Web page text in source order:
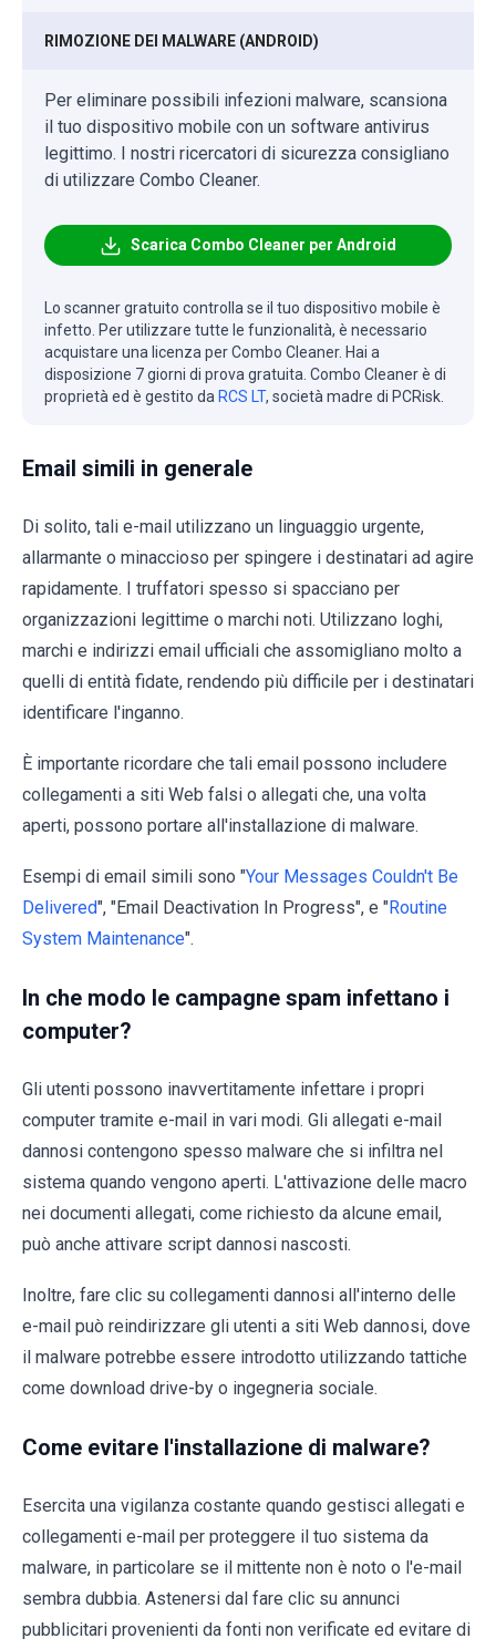
RIMOZIONE DEI MALWARE (ANDROID)
Per eliminare possibili infezioni malware, scansiona
il tuo dispositivo mobile con un software antivirus
legittimo. I nostri ricercatori di sicurezza consigliano
di utilizzare Combo Cleaner.
Scarica Combo Cleaner per Android
Lo scanner gratuito controlla se il tuo dispositivo mobile è
infetto. Per utilizzare tutte le funzionalità, è necessario
acquistare una licenza per Combo Cleaner. Hai a
disposizione 7 giorni di prova gratuita. Combo Cleaner è di
proprietà ed è gestito da RCS LT, società madre di PCRisk.
Email simili in generale
Di solito, tali e-mail utilizzano un linguaggio urgente,
allarmante o minaccioso per spingere i destinatari ad agire
rapidamente. I truffatori spesso si spacciano per
organizzazioni legittime o marchi noti. Utilizzano loghi,
marchi e indirizzi email ufficiali che assomigliano molto a
quelli di entità fidate, rendendo più difficile per i destinatari
identificare l'inganno.
È importante ricordare che tali email possono includere
collegamenti a siti Web falsi o allegati che, una volta
aperti, possono portare all'installazione di malware.
Esempi di email simili sono "Your Messages Couldn't Be
Delivered", "Email Deactivation In Progress", e "Routine
System Maintenance".
In che modo le campagne spam infettano i
computer?
Gli utenti possono inavvertitamente infettare i propri
computer tramite e-mail in vari modi. Gli allegati e-mail
dannosi contengono spesso malware che si infiltra nel
sistema quando vengono aperti. L'attivazione delle macro
nei documenti allegati, come richiesto da alcune email,
può anche attivare script dannosi nascosti.
Inoltre, fare clic su collegamenti dannosi all'interno delle
e-mail può reindirizzare gli utenti a siti Web dannosi, dove
il malware potrebbe essere introdotto utilizzando tattiche
come download drive-by o ingegneria sociale.
Come evitare l'installazione di malware?
Esercita una vigilanza costante quando gestisci allegati e
collegamenti e-mail per proteggere il tuo sistema da
malware, in particolare se il mittente non è noto o l'e-mail
sembra dubbia. Astenersi dal fare clic su annunci
pubblicitari provenienti da fonti non verificate ed evitare di